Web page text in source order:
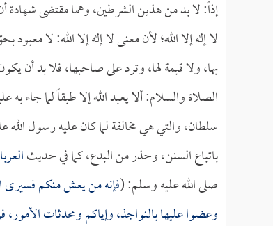
إذاً: لا بد من هذين الشرطين، وهما مقتضى شهادة
لا إله إلا الله؛ لأن معنى لا إله إلا الله: لا
بها، ولا قيمة لها، وترد على صاحبها، فلا بد أن
الصلاة والسلام: ألا يعبد الله إلا طبقاً لما جاء
سلطان، والتي هي مخالفة لما كان عليه رسول
باتباع السنن، وحذر من البدع، كما في حديث
صلى الله عليه وسلم: (فإنه من يعش منكم فسيرى
وعضوا عليها بالنواجذ، وإياكم ومحدثات